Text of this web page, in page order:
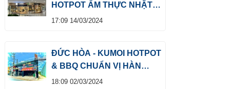
HOTPOT ẨM THỰC NHẬT
BẢN
17:09 14/03/2024
ĐỨC HÒA - KUMOI HOTPOT
& BBQ CHUẨN VỊ HÀN
QUỐC
18:09 02/03/2024